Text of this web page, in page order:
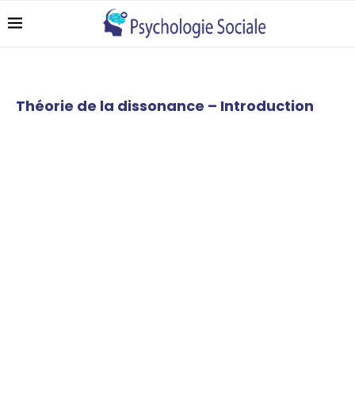
Théorie de la dissonance – Introduction